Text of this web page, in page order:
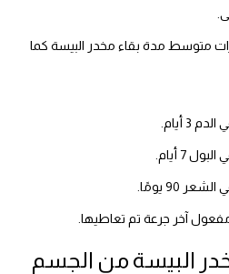
متوسط مدة بقاء مخدر البيسة كما
3 أيام.
7 أيام.
90 يومًا.
آخر جرعة تم تعاطيها.
البيسة من الجسم